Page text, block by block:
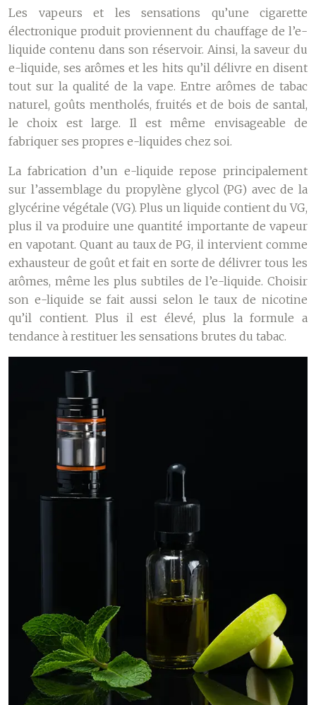
Les vapeurs et les sensations qu’une cigarette
électronique produit proviennent du chauffage de l’e-
liquide contenu dans son réservoir. Ainsi, la saveur du
e-liquide, ses arômes et les hits qu’il délivre en disent
tout sur la qualité de la vape. Entre arômes de tabac
naturel, goûts mentholés, fruités et de bois de santal,
le choix est large. Il est même envisageable de
fabriquer ses propres e-liquides chez soi.
La fabrication d’un e-liquide repose principalement
sur l’assemblage du propylène glycol (PG) avec de la
glycérine végétale (VG). Plus un liquide contient du VG,
plus il va produire une quantité importante de vapeur
en vapotant. Quant au taux de PG, il intervient comme
exhausteur de goût et fait en sorte de délivrer tous les
arômes, même les plus subtiles de l’e-liquide. Choisir
son e-liquide se fait aussi selon le taux de nicotine
qu’il contient. Plus il est élevé, plus la formule a
tendance à restituer les sensations brutes du tabac.